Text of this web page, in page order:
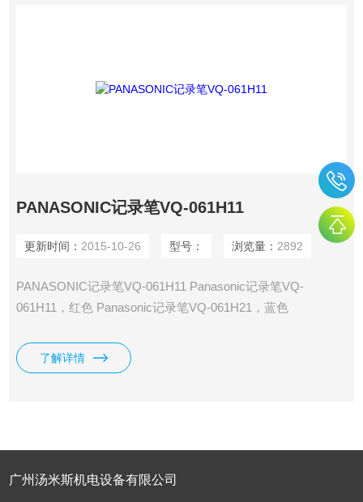
PANASONIC记录笔VQ-061H11
更新时间： 2015-10-26 型号： 浏览量： 2892
PANASONIC记录笔VQ-061H11 Panasonic记录笔VQ-
061H11，红色 Panasonic记录笔VQ-061H21，蓝色
061H41，黑色
了解详情
广州汤米斯机电设备有限公司